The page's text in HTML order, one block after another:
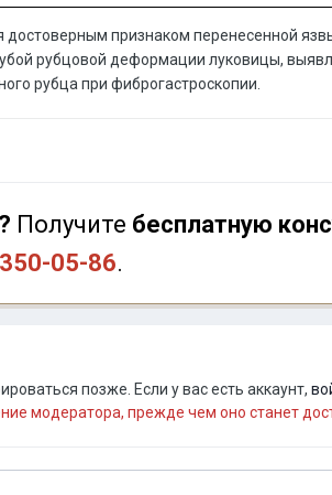
признаком перенесенной
рубцовой деформации луковицы,
рубца при фиброгастроскопии.
Получите бесплатную
05-86.
позже. Если у вас есть аккаунт,
модератора, прежде чем оно станет